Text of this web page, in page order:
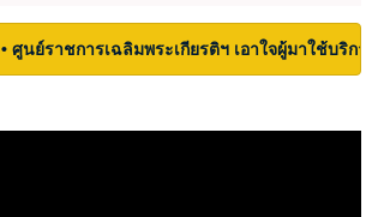
• ศูนย์ราชการเฉลิมพระเกียรติฯ เอาใจผู้มาใช้บริก